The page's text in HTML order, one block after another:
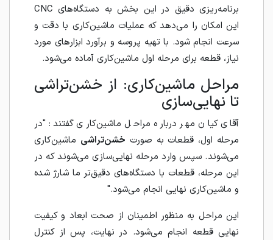
برنامه‌ریزی دقیق در این بخش به دستگاه‌های CNC
این امکان را می‌دهد که عملیات ماشین‌کاری با دقت و
سرعت انجام شود. با تهیه پروسه و برآورد ابزارهای مورد
نیاز، قطعه برای مرحله اول ماشین‌کاری آماده می‌شود.
مراحل ماشین‌کاری: از خشن‌تراشی
تا نهایی‌سازی
آقای کیان مهر درباره مراحل ماشین‌کاری گفتند: "در
مرحله اول، قطعات به صورت خشن‌تراشی ماشین‌کاری
می‌شوند. سپس وارد مرحله نهایی‌سازی می‌شوند که در
این مرحله، قطعات با دستگاه‌های دقیق‌تر ما شارژ شده
و ماشین‌کاری نهایی انجام می‌شود."
این مراحل به منظور اطمینان از صحت ابعاد و کیفیت
نهایی قطعه انجام می‌شود. در نهایت، پس از کنترل